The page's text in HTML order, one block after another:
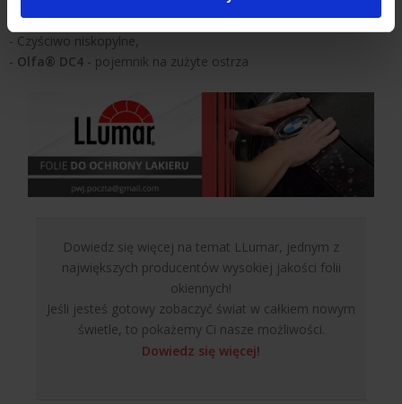
szyb,
- Czyściwo niskopylne,
- Olfa® DC4 - pojemnik na zużyte ostrza
Dowiedz się więcej na temat LLumar, jednym z
największych producentów wysokiej jakości folii
okiennych!
Jeśli jesteś gotowy zobaczyć świat w całkiem nowym
świetle, to pokażemy Ci nasze możliwości.
Dowiedz się więcej!